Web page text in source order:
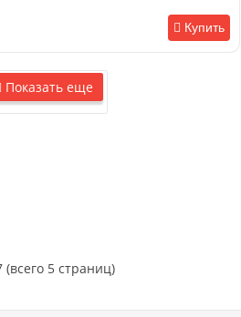
Купить
Показать еще
5 страниц)